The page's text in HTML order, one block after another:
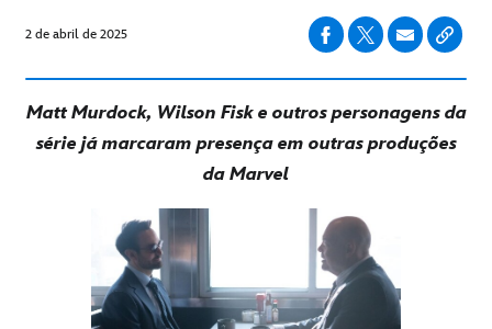
2 de abril de 2025
Matt Murdock, Wilson Fisk e outros personagens da
série já marcaram presença em outras produções
da Marvel